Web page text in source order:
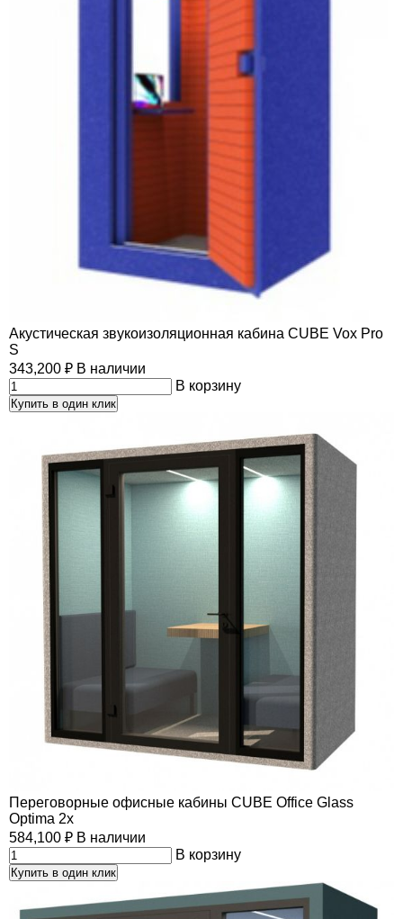
Акустическая звукоизоляционная кабина CUBE Vox Pro
S
343,200 ₽ В наличии
В корзину
Купить в один клик
Переговорные офисные кабины CUBE Office Glass
Optima 2x
584,100 ₽ В наличии
В корзину
Купить в один клик